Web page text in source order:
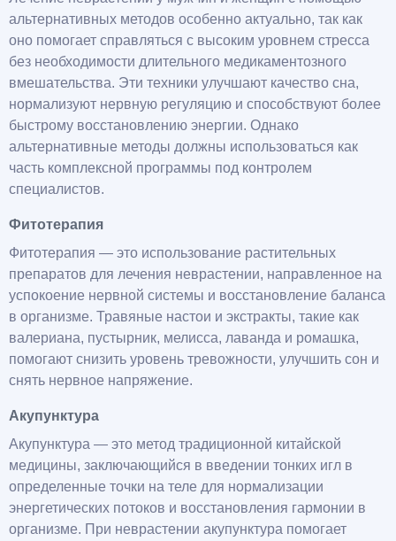
альтернативных методов особенно актуально, так как
оно помогает справляться с высоким уровнем стресса
без необходимости длительного медикаментозного
вмешательства. Эти техники улучшают качество сна,
нормализуют нервную регуляцию и способствуют более
быстрому восстановлению энергии. Однако
альтернативные методы должны использоваться как
часть комплексной программы под контролем
специалистов.
Фитотерапия
Фитотерапия — это использование растительных
препаратов для лечения неврастении, направленное на
успокоение нервной системы и восстановление баланса
в организме. Травяные настои и экстракты, такие как
валериана, пустырник, мелисса, лаванда и ромашка,
помогают снизить уровень тревожности, улучшить сон и
снять нервное напряжение.
Акупунктура
Акупунктура — это метод традиционной китайской
медицины, заключающийся в введении тонких игл в
определенные точки на теле для нормализации
энергетических потоков и восстановления гармонии в
организме. При неврастении акупунктура помогает